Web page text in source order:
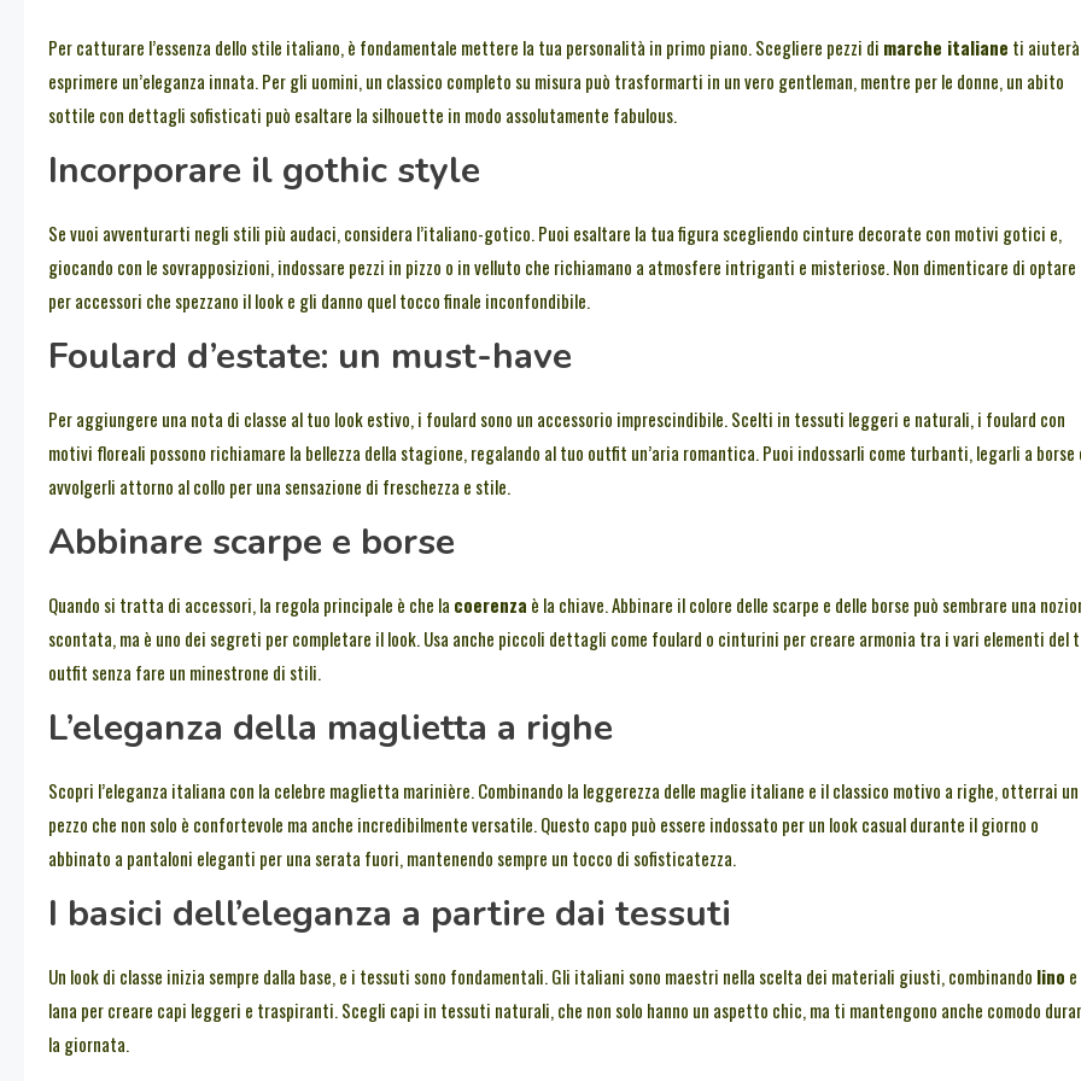
Per catturare l’essenza dello stile italiano, è fondamentale mettere la tua personalità in primo piano. Scegliere pezzi di marche italiane ti
esprimere un’eleganza innata. Per gli uomini, un classico completo su misura può trasformarti in un vero gentleman, mentre per le donne, un abito
sottile con dettagli sofisticati può esaltare la silhouette in modo assolutamente fabulous.
Incorporare il gothic style
Se vuoi avventurarti negli stili più audaci, considera l’italiano-gotico. Puoi esaltare la tua figura scegliendo cinture decorate con motivi gotici e,
giocando con le sovrapposizioni, indossare pezzi in pizzo o in velluto che richiamano a atmosfere intriganti e misteriose. Non dimenticare di optare
per accessori che spezzano il look e gli danno quel tocco finale inconfondibile.
Foulard d’estate: un must-have
Per aggiungere una nota di classe al tuo look estivo, i foulard sono un accessorio imprescindibile. Scelti in tessuti leggeri e naturali, i foulard con
motivi floreali possono richiamare la bellezza della stagione, regalando al tuo outfit un’aria romantica. Puoi indossarli come turbanti, legarli a borse
avvolgerli attorno al collo per una sensazione di freschezza e stile.
Abbinare scarpe e borse
Quando si tratta di accessori, la regola principale è che la coerenza è la chiave. Abbinare il colore delle scarpe e delle borse può sembrare una
scontata, ma è uno dei segreti per completare il look. Usa anche piccoli dettagli come foulard o cinturini per creare armonia tra i vari elementi del
outfit senza fare un minestrone di stili.
L’eleganza della maglietta a righe
Scopri l’eleganza italiana con la celebre maglietta marinière. Combinando la leggerezza delle maglie italiane e il classico motivo a righe, otterrai un
pezzo che non solo è confortevole ma anche incredibilmente versatile. Questo capo può essere indossato per un look casual durante il giorno o
abbinato a pantaloni eleganti per una serata fuori, mantenendo sempre un tocco di sofisticatezza.
I basici dell’eleganza a partire dai tessuti
Un look di classe inizia sempre dalla base, e i tessuti sono fondamentali. Gli italiani sono maestri nella scelta dei materiali giusti, combinando lino e
lana per creare capi leggeri e traspiranti. Scegli capi in tessuti naturali, che non solo hanno un aspetto chic, ma ti mantengono anche comodo
la giornata.